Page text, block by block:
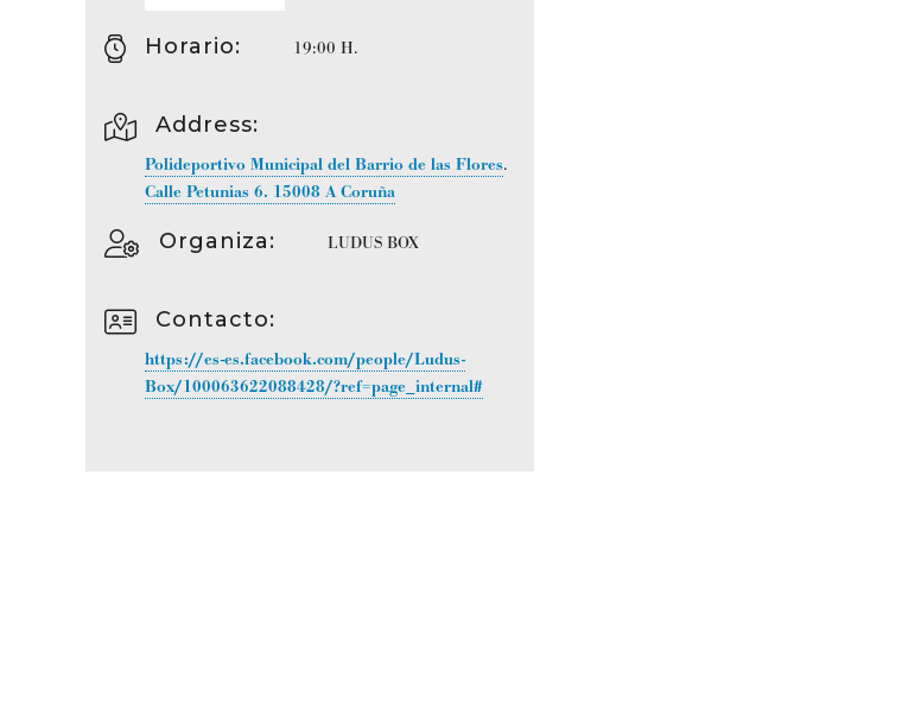
Horario: 19:00 H.
Address:
Polideportivo Municipal del Barrio de las Flores.
Calle Petunias 6. 15008 A Coruña
Organiza: LUDUS BOX
Contacto:
https://es-es.facebook.com/people/Ludus-
Box/100063622088428/?ref=page_internal#